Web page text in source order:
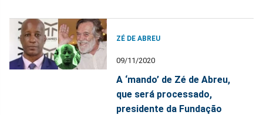
ZÉ DE ABREU
09/11/2020
A ‘mando’ de Zé de Abreu,
que será processado,
presidente da Fundação